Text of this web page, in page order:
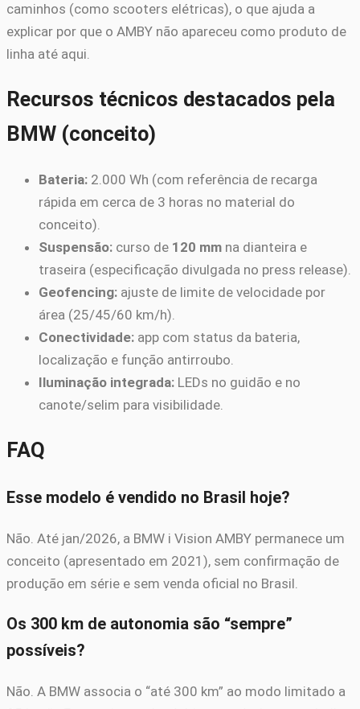
caminhos (como scooters elétricas), o que ajuda a
explicar por que o AMBY não apareceu como produto de
linha até aqui.
Recursos técnicos destacados pela
BMW (conceito)
Bateria: 2.000 Wh (com referência de recarga
rápida em cerca de 3 horas no material do
conceito).
Suspensão: curso de 120 mm na dianteira e
traseira (especificação divulgada no press release).
Geofencing: ajuste de limite de velocidade por
área (25/45/60 km/h).
Conectividade: app com status da bateria,
localização e função antirroubo.
Iluminação integrada: LEDs no guidão e no
canote/selim para visibilidade.
FAQ
Esse modelo é vendido no Brasil hoje?
Não. Até jan/2026, a BMW i Vision AMBY permanece um
conceito (apresentado em 2021), sem confirmação de
produção em série e sem venda oficial no Brasil.
Os 300 km de autonomia são “sempre”
possíveis?
Não. A BMW associa o “até 300 km” ao modo limitado a